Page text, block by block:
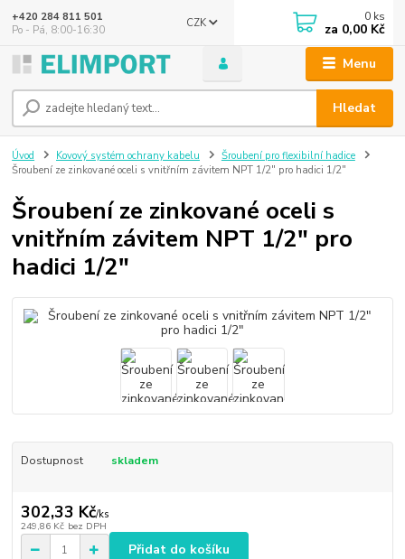
Menu
CZK
Hledat
+420 284 811 501
Po - Pá, 8:00-16:30
0 ks
za 0,00 Kč
Úvod Kovový systém ochrany kabelu
Šroubení pro flexibilní hadice
Šroubení ze zinkované oceli s vnitřním závitem NPT 1/2" pro hadici 1/2"
Šroubení ze zinkované oceli s
vnitřním závitem NPT 1/2" pro
hadici 1/2"
Dostupnost skladem
302,33 Kč/ks
249,86 Kč bez DPH
Přidat do košíku